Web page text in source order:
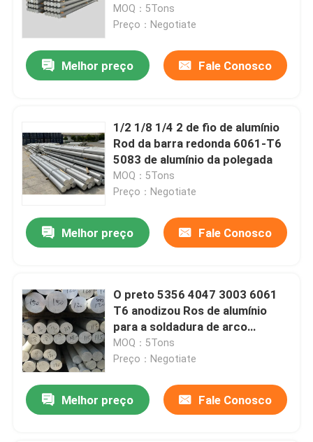
soldador da C.A.
MOQ：5Tons
Preço：Negotiate
Melhor preço Fale Conosco
1/2 1/8 1/4 2 de fio de alumínio
Rod da barra redonda 6061-T6
5083 de alumínio da polegada
MOQ：5Tons
Preço：Negotiate
Melhor preço Fale Conosco
O preto 5356 4047 3003 6061
T6 anodizou Ros de alumínio
para a soldadura de arco
horizontalmente pequena
MOQ：5Tons
Preço：Negotiate
Melhor preço Fale Conosco